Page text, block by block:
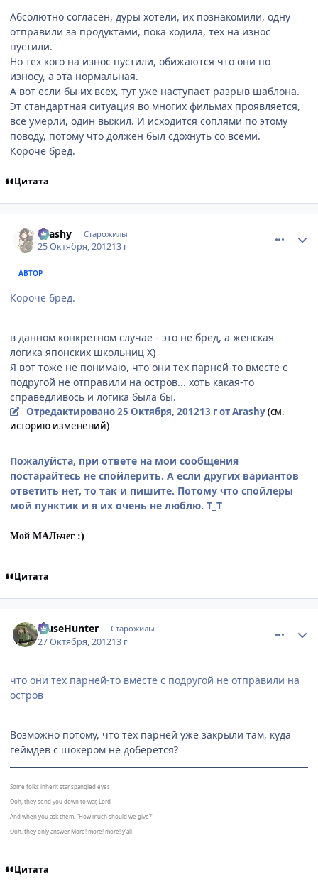
Абсолютно согласен, дуры хотели, их познакомили, одну
отправили за продуктами, пока ходила, тех на износ
пустили.
Но тех кого на износ пустили, обижаются что они по
износу, а эта нормальная.
А вот если бы их всех, тут уже наступает разрыв шаблона.
Эт стандартная ситуация во многих фильмах проявляется,
все умерли, один выжил. И исходится соплями по этому
поводу, потому что должен был сдохнуть со всеми.
Короче бред.
Цитата
Arashy Старожилы
25 Октября, 201213 г
АВТОР
Короче бред.
в данном конкретном случае - это не бред, а женская
логика японских школьниц Х)
Я вот тоже не понимаю, что они тех парней-то вместе с
подругой не отправили на остров... хоть какая-то
справедливось и логика была бы.
Отредактировано25 Октября, 201213 гот Arashy(см.
историю изменений)
Пожалуйста, при ответе на мои сообщения
постарайтесь не спойлерить. А если других вариантов
ответить нет, то так и пишите. Потому что спойлеры
мой пунктик и я их очень не люблю. Т_Т
Мой МАЛьчег :)
Цитата
MuseHunter Старожилы
27 Октября, 201213 г
что они тех парней-то вместе с подругой не отправили на
остров
Возможно потому, что тех парней уже закрыли там, куда
геймдев с шокером не доберётся?
Some folks inherit star spangled eyes
Ooh, they send you down to war, Lord
And when you ask them, "How much should we give?"
Ooh, they only answer More! more! more! y'all
Цитата